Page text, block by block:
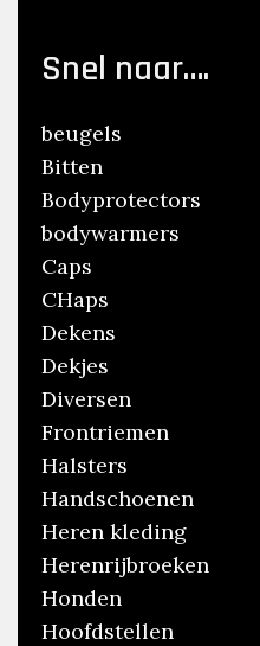
Snel naar….
beugels
Bitten
Bodyprotectors
bodywarmers
Caps
CHaps
Dekens
Dekjes
Diversen
Frontriemen
Halsters
Handschoenen
Heren kleding
Herenrijbroeken
Honden
Hoofdstellen